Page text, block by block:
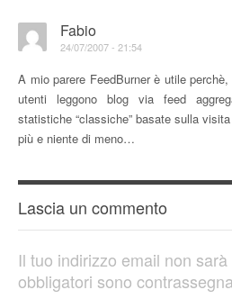
Fabio
24/07/2007 - 21:54
A mio parere FeedBurner è utile
utenti leggono blog via feed
statistiche “classiche” basate sulla
più e niente di meno…
Lascia un commento
Il tuo indirizzo email non
obbligatori sono